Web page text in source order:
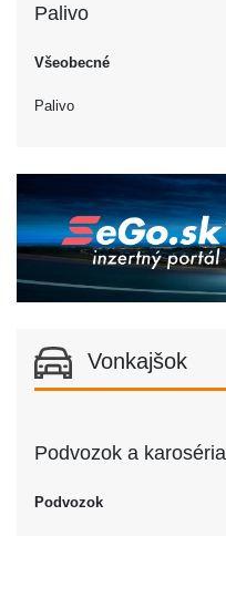
Palivo
Všeobecné
Palivo
Vonkajšok
Podvozok a karoséria
Podvozok